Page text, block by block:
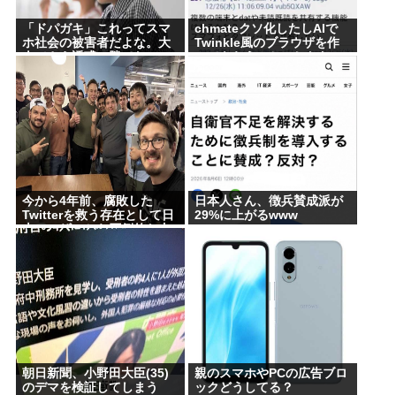
「ドパガキ」これってスマ
ホ社会の被害者だよな。大
人でさえ誘惑に勝てないの
に子供が耐えられるはずな
いだろ。悪いのはスマホ社
会
chmateクソ化したしAIで
Twinkle風のブラウザを作
ってもらうことにしたわ
今から4年前、腐敗した
Twitterを救う存在として日
本ユーザーから圧倒的な支
日本人さん、徴兵賛成派が
29%に上がるwww
朝日新聞、小野田大臣(35)
のデマを検証してしまう
親のスマホやPCの広告ブロ
ックどうしてる？